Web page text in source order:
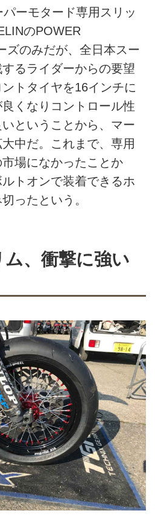
ーモタード専用スリッ
のPOWER
ズのみだが、全日本スー
るライダーからの要望
トタイヤを16インチに
くなりコントロール性
ということから、マー
中だ。これまで、専用
場になかったことか
トオンで装着できるホ
ったという。
ム、衝撃に強い